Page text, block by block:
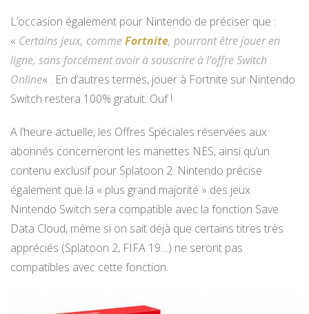
L’occasion également pour Nintendo de préciser que :
« Certains jeux, commeFortnite, pourront être jouer en
ligne, sans forcément avoir à souscrire à l’offre Switch
Online« . En d’autres termes, jouer à Fortnite sur Nintendo
Switch restera 100% gratuit. Ouf !
A l’heure actuelle, les Offres Spéciales réservées aux
abonnés concerneront les manettes NES, ainsi qu’un
contenu exclusif pour Splatoon 2. Nintendo précise
également que la « plus grand majorité » des jeux
Nintendo Switch sera compatible avec la fonction Save
Data Cloud, même si on sait déjà que certains titres très
appréciés (Splatoon 2, FIFA 19…) ne seront pas
compatibles avec cette fonction.